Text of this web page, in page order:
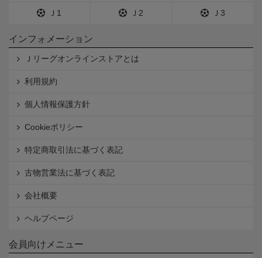
Ｊ1 Ｊ2 Ｊ3
インフォメーション
Ｊリーグオンラインストアとは
利用規約
個人情報保護方針
Cookieポリシー
特定商取引法に基づく表記
古物営業法に基づく表記
会社概要
ヘルプページ
会員向けメニュー